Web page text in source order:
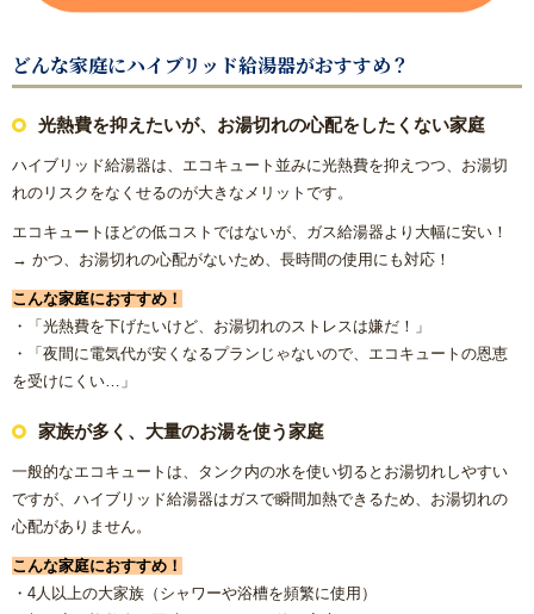
施工事例
CONTACT
どんな家庭にハイブリッド給湯器がおすすめ？
光熱費を抑えたいが、お湯切れの心配をしたくない家庭
ハイブリッド給湯器は、エコキュート並みに光熱費を抑えつつ、お湯切
れのリスクをなくせるのが大きなメリットです。
エコキュートほどの低コストではないが、ガス給湯器より大幅に安い！
→ かつ、お湯切れの心配がないため、長時間の使用にも対応！
こんな家庭におすすめ！
・「光熱費を下げたいけど、お湯切れのストレスは嫌だ！」
・「夜間に電気代が安くなるプランじゃないので、エコキュートの恩恵
を受けにくい…」
家族が多く、大量のお湯を使う家庭
一般的なエコキュートは、タンク内の水を使い切るとお湯切れしやすい
ですが、ハイブリッド給湯器はガスで瞬間加熱できるため、お湯切れの
心配がありません。
こんな家庭におすすめ！
・4人以上の大家族（シャワーや浴槽を頻繁に使用）